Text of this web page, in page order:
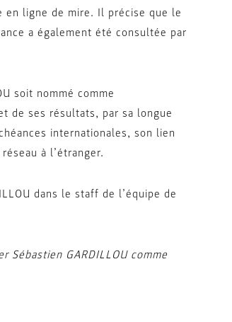
en ligne de mire. Il précise que le
a également été consultée par
soit nommé comme
de ses résultats, par sa longue
internationales, son lien
à l’étranger.
dans le staff de l’équipe de
GARDILLOU comme